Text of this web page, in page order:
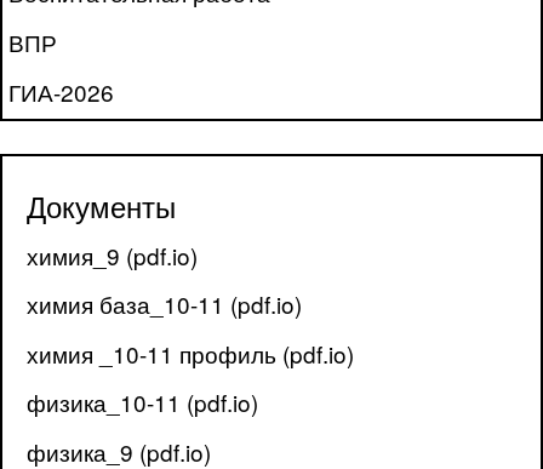
ВПР
ГИА-2026
Документы
химия_9 (pdf.io)
химия база_10-11 (pdf.io)
химия _10-11 профиль (pdf.io)
физика_10-11 (pdf.io)
физика_9 (pdf.io)